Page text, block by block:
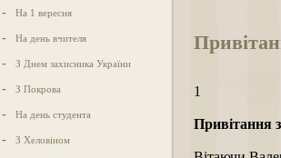
- На 1 вересня
- На день вчителя
- З Днем захисника України
- З Покрова
- На день студента
- З Хеловіном
1
Привітання